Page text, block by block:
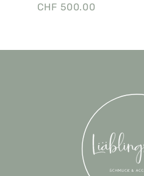
CHF 500.00